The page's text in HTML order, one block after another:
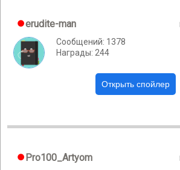
erudite-man
Сообщений: 1378
Награды: 244
Pro100_Artyom